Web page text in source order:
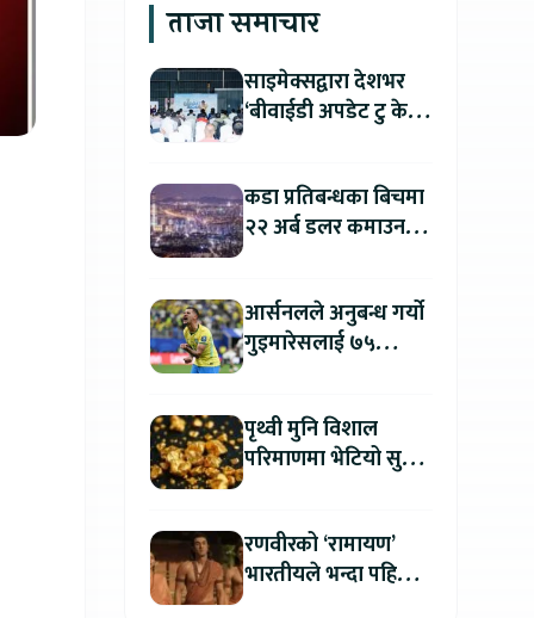
ताजा समाचार
साइमेक्सद्वारा देशभर
‘बीवाईडी अपडेट टु केयर
कडा प्रतिबन्धका बिचमा
२२ अर्ब डलर कमाउन
आर्सनलले अनुबन्ध गर्यो
गुइमारेसलाई ७५
पृथ्वी मुनि विशाल
परिमाणमा भेटियो सुन,
रणवीरको ‘रामायण’
भारतीयले भन्दा पहिला